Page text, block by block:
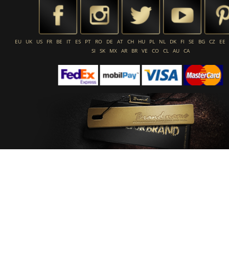
EU UK US FR BE IT ES PT RO DE AT CH HU PL NL DK FI SE BG CZ
EE
SI
SK MX AR BR VE CO CL AU CA